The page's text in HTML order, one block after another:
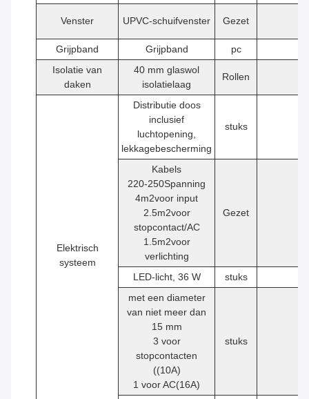
Venster UPVC-schuifvenster Gezet
Grijpband Grijpband pc
Isolatie van
daken
40 mm glaswol
isolatielaag
Rollen
Elektrisch
systeem
Distributie doos
inclusief
luchtopening,
lekkagebescherming
stuks
Kabels
220-250Spanning
4m2voor input
2.5m2voor
stopcontact/AC
1.5m2voor
verlichting
Gezet
LED-licht, 36 W stuks
met een diameter
van niet meer dan
15 mm
3 voor
stopcontacten
((10A)
1 voor AC(16A)
stuks